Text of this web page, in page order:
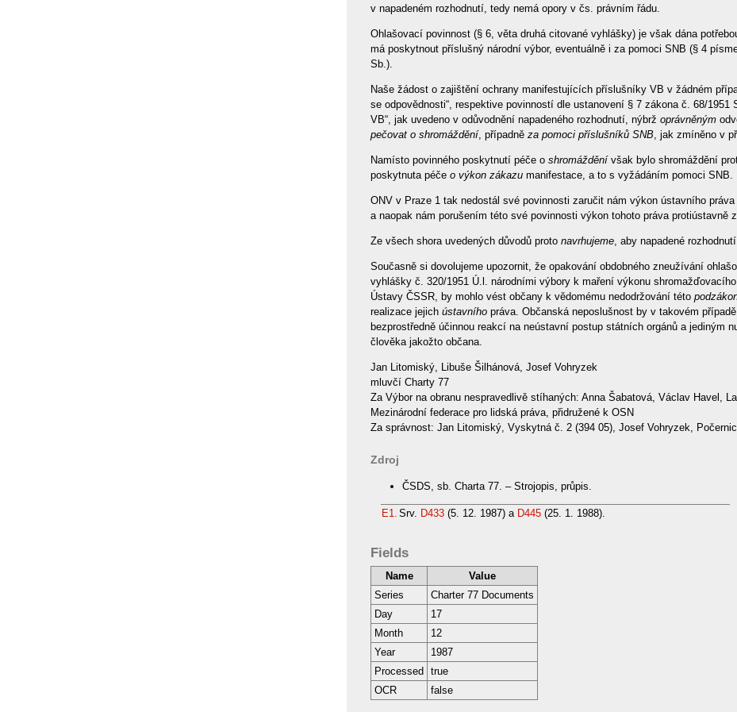
v napadeném rozhodnutí, tedy nemá opory v čs. právním řádu.
Ohlašovací povinnost (§ 6, věta druhá citované vyhlášky) je však dána
má poskytnout příslušný národní výbor, eventuálně i za pomoci SNB (§ 4
Sb.).
Naše žádost o zajištění ochrany manifestujících příslušníky VB v žádném
se odpovědnosti“, respektive povinností dle ustanovení § 7 zákona č. 68/1951
VB“, jak uvedeno v odůvodnění napadeného rozhodnutí, nýbrž oprávněným
pečovat o shromáždění, případně za pomoci příslušníků SNB , jak zmíněno v
Namísto povinného poskytnutí péče o shromážděnívšak bylo shromáždění
poskytnuta péče o výkon zákazu manifestace, a to s vyžádáním pomoci SNB.
ONV v Praze 1 tak nedostál své povinnosti zaručit nám výkon ústavního
a naopak nám porušením této své povinnosti výkon tohoto práva protiústavně
Ze všech shora uvedených důvodů proto navrhujeme , aby napadené
Současně si dovolujeme upozornit, že opakování obdobného zneužívání
vyhlášky č. 320/1951 Ú.l. národními výbory k maření výkonu
Ústavy ČSSR, by mohlo vést občany k vědomému nedodržování této
realizace jejich ústavního práva. Občanská neposlušnost by v takovém
bezprostředně účinnou reakcí na neústavní postup státních orgánů a jediným
člověka jakožto občana.
Jan Litomiský, Libuše Šilhánová, Josef Vohryzek
mluvčí Charty 77
Za Výbor na obranu nespravedlivě stíhaných: Anna Šabatová, Václav Havel,
Mezinárodní federace pro lidská práva, přidružené k OSN
Za správnost: Jan Litomiský, Vyskytná č. 2 (394 05), Josef Vohryzek,
Zdroj
ČSDS, sb. Charta 77. – Strojopis, průpis.
E1. Srv. D433 (5. 12. 1987) a D445 (25. 1. 1988).
Fields
Name
Value
Series
Charter 77 Documents
Day
17
Month
12
Year
1987
Processed
true
OCR
false